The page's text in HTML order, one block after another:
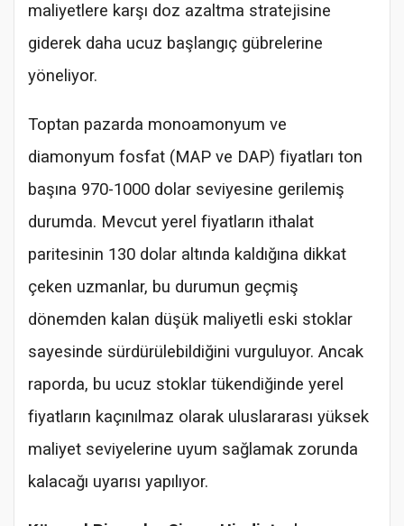
maliyetlere karşı doz azaltma stratejisine
giderek daha ucuz başlangıç gübrelerine
yöneliyor.
Toptan pazarda monoamonyum ve
diamonyum fosfat (MAP ve DAP) fiyatları ton
başına 970-1000 dolar seviyesine gerilemiş
durumda. Mevcut yerel fiyatların ithalat
paritesinin 130 dolar altında kaldığına dikkat
çeken uzmanlar, bu durumun geçmiş
dönemden kalan düşük maliyetli eski stoklar
sayesinde sürdürülebildiğini vurguluyor. Ancak
raporda, bu ucuz stoklar tükendiğinde yerel
fiyatların kaçınılmaz olarak uluslararası yüksek
maliyet seviyelerine uyum sağlamak zorunda
kalacağı uyarısı yapılıyor.